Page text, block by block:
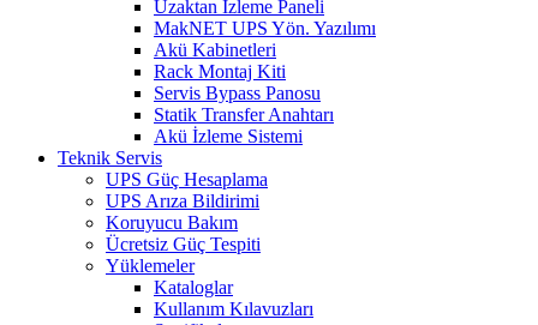
Uzaktan İzleme Paneli
MakNET UPS Yön. Yazılımı
Akü Kabinetleri
Rack Montaj Kiti
Servis Bypass Panosu
Statik Transfer Anahtarı
Akü İzleme Sistemi
Teknik Servis
UPS Güç Hesaplama
UPS Arıza Bildirimi
Koruyucu Bakım
Ücretsiz Güç Tespiti
Yüklemeler
Kataloglar
Kullanım Kılavuzları